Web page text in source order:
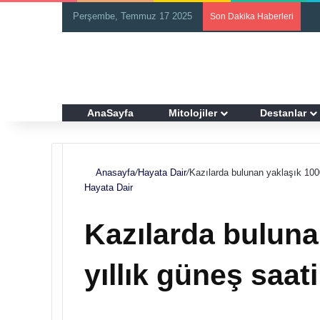
Perşembe, Temmuz 17 2025 Son Dakika Haberleri
AnaSayfa Mitolojiler Destanlar
Anasayfa/Hayata Dair/Kazılarda bulunan yaklaşık
Hayata Dair
Kazılarda
yıllık güneş